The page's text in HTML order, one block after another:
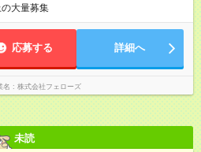
憩1時間です。中抜けシフトなどはあり
に応じますのでおっしゃってください！
大量募集
応募する 詳細へ
名 株式会社フェローズ
未読